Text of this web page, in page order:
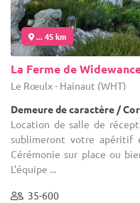
... 45 km
La Ferme de
Le Rœulx - Hainaut (WHT)
Demeure de caractère /
Location de salle de
sublimeront votre apéritif
Cérémonie sur place ou
L’équipe ...
35-600